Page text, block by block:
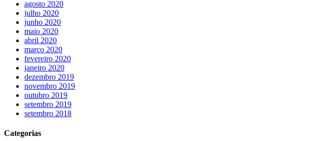
agosto 2020
julho 2020
junho 2020
maio 2020
abril 2020
março 2020
fevereiro 2020
janeiro 2020
dezembro 2019
novembro 2019
outubro 2019
setembro 2019
setembro 2018
Categorias